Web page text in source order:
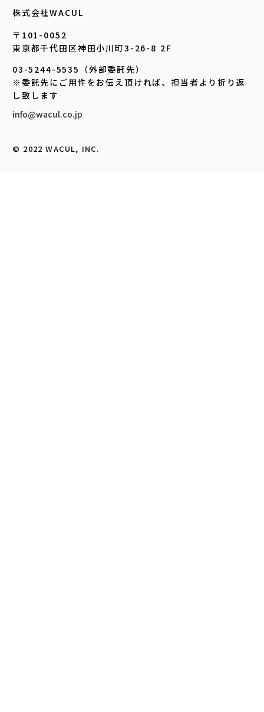
株式会社WACUL
〒101-0052
東京都千代田区神田小川町3-26-8 2F
03-5244-5535（外部委託先）
※委託先にご用件をお伝え頂ければ、担当者より折り返
し致します
info@wacul.co.jp
©︎ 2022 WACUL, INC.